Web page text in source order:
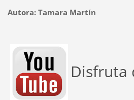
Autora: Tamara Martín
Disfruta